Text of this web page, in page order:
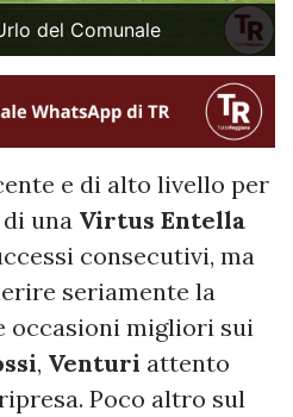
del Comunale
e di alto livello per
una Virtus Entella
consecutivi, ma
seriamente la
occasioni migliori sui
, Venturi attento
Poco altro sul